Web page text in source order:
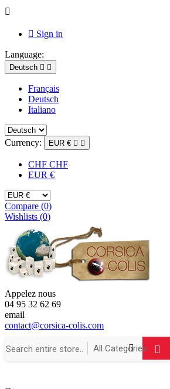

 Sign in
Language:
Deutsch  
Français
Deutsch
Italiano
Currency: EUR €  
CHF CHF
EUR €
Compare (0)
Wishlists (0)
Appelez nous
04 95 32 62 69
email
contact@corsica-colis.com